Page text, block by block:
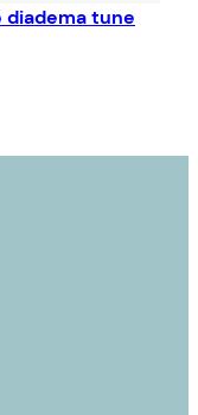
tune